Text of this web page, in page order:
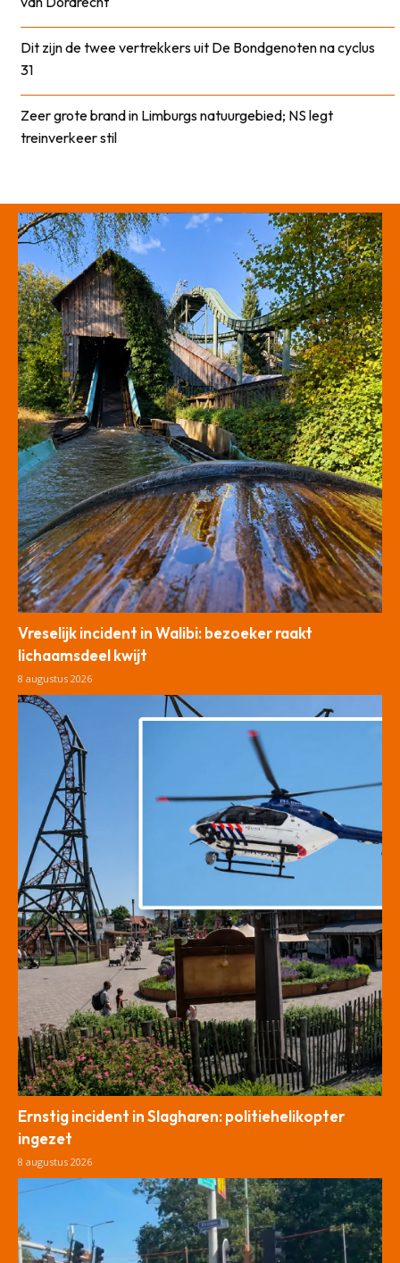
Dit zijn de twee vertrekkers uit De Bondgenoten na cyclus
31
Zeer grote brand in Limburgs natuurgebied; NS legt
treinverkeer stil
Vreselijk incident in Walibi: bezoeker raakt
lichaamsdeel kwijt
8 augustus 2026
Ernstig incident in Slagharen: politiehelikopter
ingezet
8 augustus 2026